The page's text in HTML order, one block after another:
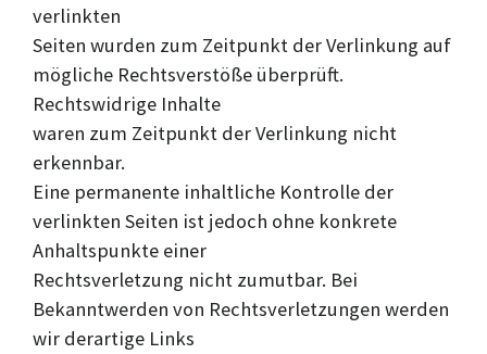
verlinkten
Seiten wurden zum Zeitpunkt der Verlinkung auf
mögliche Rechtsverstöße überprüft.
Rechtswidrige Inhalte
waren zum Zeitpunkt der Verlinkung nicht
erkennbar.
Eine permanente inhaltliche Kontrolle der
verlinkten Seiten ist jedoch ohne konkrete
Anhaltspunkte einer
Rechtsverletzung nicht zumutbar. Bei
Bekanntwerden von Rechtsverletzungen werden
wir derartige Links